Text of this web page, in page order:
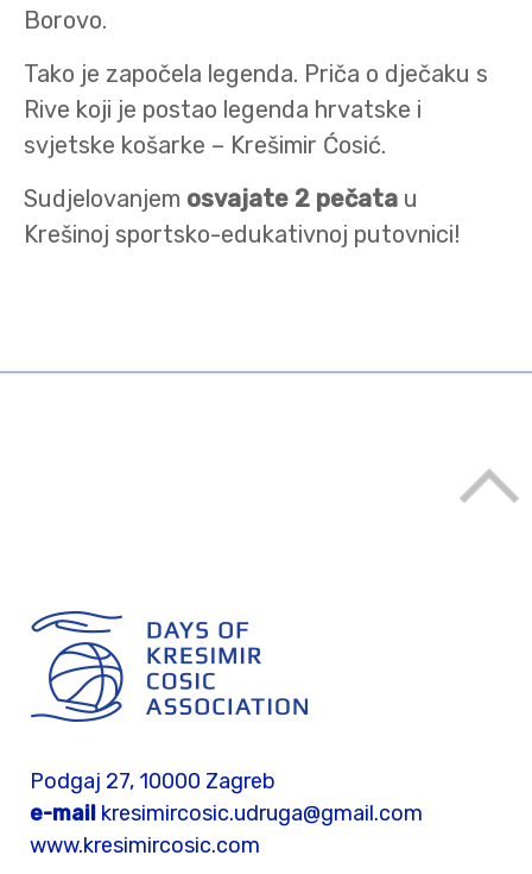
Borovo.
Tako je započela legenda. Priča o dječaku s
Rive koji je postao legenda hrvatske i
svjetske košarke – Krešimir Ćosić.
Sudjelovanjem osvajate 2 pečata u
Krešinoj sportsko-edukativnoj putovnici!
Podgaj 27, 10000 Zagreb
e-mail kresimircosic.udruga@gmail.com
www.kresimircosic.com